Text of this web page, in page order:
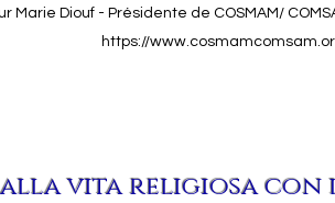
Marie Diouf - Présidente de COSMAM/
https://
vita religiosa con